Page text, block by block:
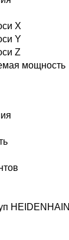
X
Y
Z
мощность
HEIDENHAIN